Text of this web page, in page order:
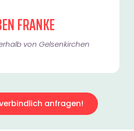
FRANKE
von Gelsenkirchen​
anfragen!